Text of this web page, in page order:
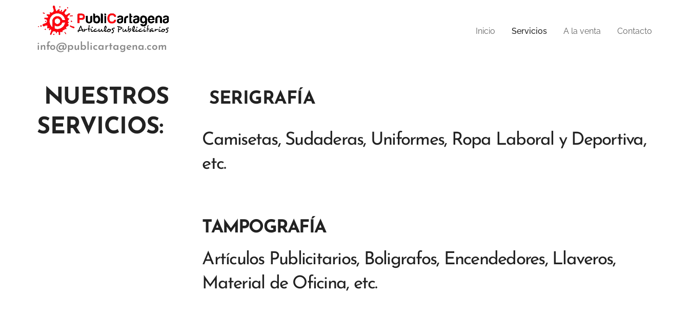
info@publicartagena.com
Inicio Servicios A la venta Contacto
NUESTROS
SERVICIOS:
SERIGRAFÍA
Camisetas, Sudaderas, Uniformes, Ropa Laboral y Deportiva,
etc.
TAMPOGRAFÍA
Artículos Publicitarios, Boligrafos, Encendedores, Llaveros,
Material de Oficina, etc.